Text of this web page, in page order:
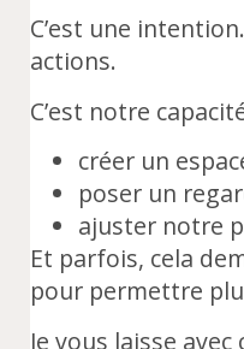
C’est une
actions.
C’est notre
créer un
poser un
ajuster notre
Et parfois, cela
pour permettre
Je vous laisse